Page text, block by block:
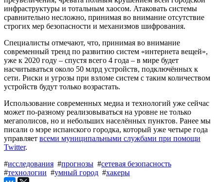
инфраструктуры и тотальным хаосом. Атаковать системы
сравнительно несложно, принимая во внимание отсутствие
строгих мер безопасности и механизмов шифрования.
Специалисты отмечают, что, принимая во внимание
современный тренд по развитию систем «интернета вещей»,
уже к 2020 году – спустя всего 4 года – в мире будет
насчитываться около 50 млрд устройств, подключённых к
сети. Риски и угрозы при взломе систем с таким количеством
устройств будут только возрастать.
Использование современных медиа и технологий уже сейчас
может по-разному реализовываться на уровне не только
мегаполисов, но и небольших населённых пунктов. Ранее мы
писали о мэре испанского городка, который уже четыре года
управляет всеми муниципальными службами при помощи
Twitter.
#исследования #прогнозы #сетевая безопасность
#технологии #умный город #хакеры